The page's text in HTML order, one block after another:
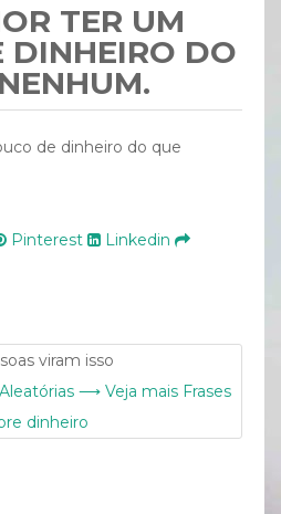
TER UM
DINHEIRO DO
de dinheiro do que
Pinterest
Linkedin
viram isso
⟶ Veja mais Frases
dinheiro